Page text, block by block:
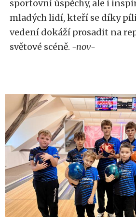
sportovní úspěchy, ale i
mladých lidí, kteří se díky
vedení dokáží prosadit na
světové scéně. -nov-